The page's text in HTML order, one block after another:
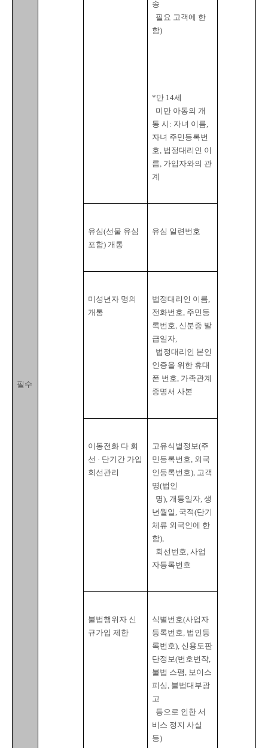
필수
송
함)
*만 14세
통 시 : 자녀 이름
자녀 주민등록번
호, 법정대리인 이
름, 가입자와의 관
계
유심(선물 유심
포함) 개통
유심 일련번호
미성년자 명의
개통
법정대리인 이름
전화번호, 주민등
록번호, 신분증 발
급일자,
법정대리인 본인
인증을 위한 휴대
폰 번호, 가족관계
증명서 사본
이동전화 다 회
선 · 단기간 가입
회선관리
고유식별정보(주
민등록번호, 외국
인등록번호), 고객
명(법인
  명
), 개통일자, 생
년월일, 국적(단기
체류 외국인에 한
함),
회선번호, 사업
자등록번호
불법행위자 신
규가입 제한
식별번호(사업자
등록번호, 법인등
록번호), 신용도판
단정보(번호변작
불법 스팸, 보이스
피싱, 불법대부광
고
비스 정지 사실
등)